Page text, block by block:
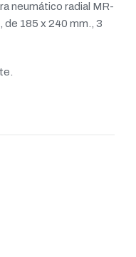
neumático radial MR-
de 185 x 240 mm., 3